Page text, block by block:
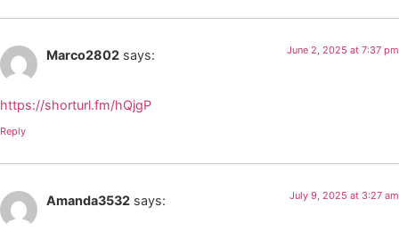
Marco2802 says: June 2, 2025 at 7:37 pm
https://shorturl.fm/hQjgP
Reply
Amanda3532 says: July 9, 2025 at 3:27 am